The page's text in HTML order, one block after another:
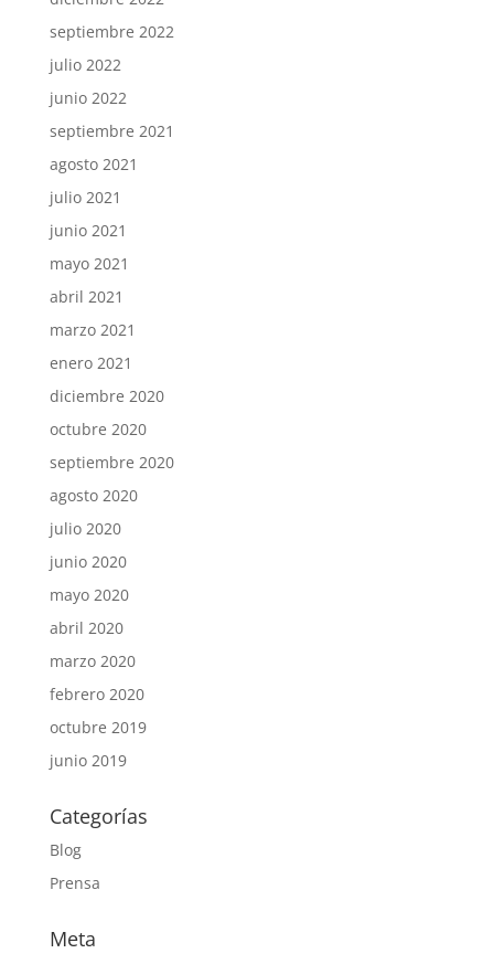
septiembre 2022
julio 2022
junio 2022
septiembre 2021
agosto 2021
julio 2021
junio 2021
mayo 2021
abril 2021
marzo 2021
enero 2021
diciembre 2020
octubre 2020
septiembre 2020
agosto 2020
julio 2020
junio 2020
mayo 2020
abril 2020
marzo 2020
febrero 2020
octubre 2019
junio 2019
Categorías
Blog
Prensa
Meta